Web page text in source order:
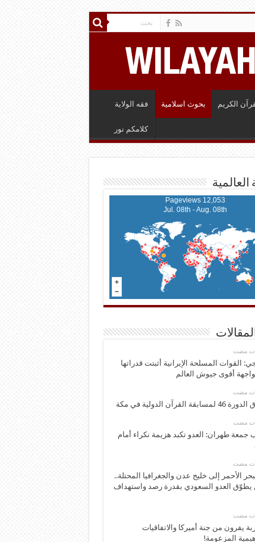
الكريم بحوث اسلامية فقه الولاية
كلامكم نور
العالمية
12,053 Pageviews
Jul. 08th - Aug. 08th
القوات المسلحة الإيرانية أثبتت قدراتها
أقوى جيوش العالم
لمسابقة القرآن الدولية في مكة
طهران: العدو تكبد هزيمة نكراء أمام
الأحمر إلى خليج عدن والجغرافيا المحتلة..
يطوّق العدو السعودي بقدرة رصد واستهداف
يفرون من جنة أميركا والاتفاقيات
المزعومة!